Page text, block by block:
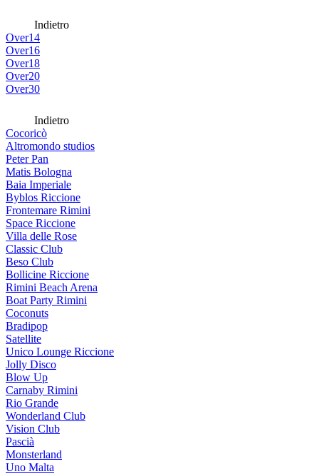
Indietro
Over14
Over16
Over18
Over20
Over30
Indietro
Cocoricò
Altromondo studios
Peter Pan
Matis Bologna
Baia Imperiale
Byblos Riccione
Frontemare Rimini
Space Riccione
Villa delle Rose
Classic Club
Beso Club
Bollicine Riccione
Rimini Beach Arena
Boat Party Rimini
Coconuts
Bradipop
Satellite
Unico Lounge Riccione
Jolly Disco
Blow Up
Carnaby Rimini
Rio Grande
Wonderland Club
Vision Club
Pascià
Monsterland
Uno Malta